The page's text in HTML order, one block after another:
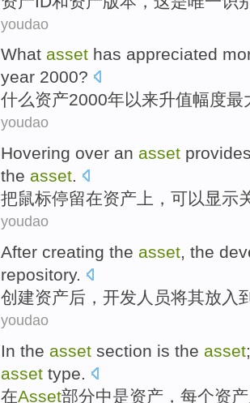
youdao
What asset has appreciated
year 2000?
什么资产2000年以来升值幅度最
youdao
Hovering over an asset
the asset.
把鼠标停留在资产 上， 可以显示
youdao
After creating the asset, the
repository.
创建资产后 ， 开发人员将其放入
youdao
In the asset section is the asset
asset type.
在Asset部分中是资产 ， 每个资产